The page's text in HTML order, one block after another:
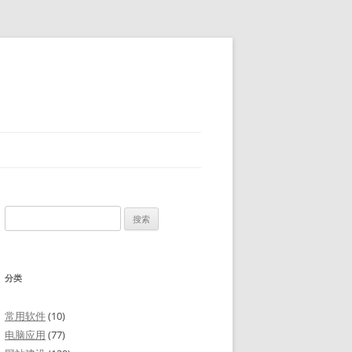
索：
分类
常用软件(10)
电脑应用 (77)